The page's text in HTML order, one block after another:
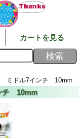
カートを見る
ミドル7インチ 10mm